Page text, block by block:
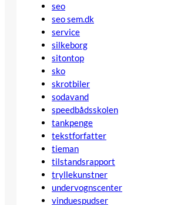
seo
seo sem.dk
service
silkeborg
sitontop
sko
skrotbiler
sodavand
speedbådsskolen
tankpenge
tekstforfatter
tieman
tilstandsrapport
tryllekunstner
undervognscenter
vinduespudser